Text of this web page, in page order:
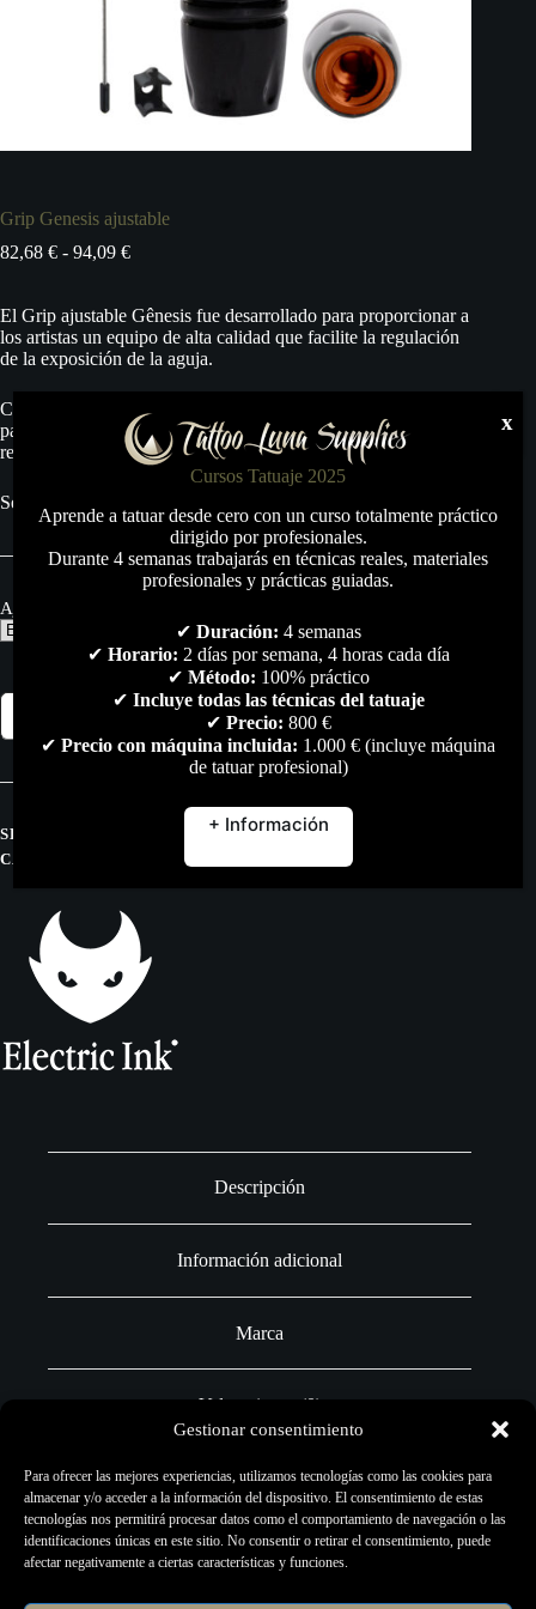
Gestionar consentimiento
Para ofrecer las mejores experiencias, utilizamos tecnologías como las cookies para
almacenar y/o acceder a la información del dispositivo. El consentimiento de estas
tecnologías nos permitirá procesar datos como el comportamiento de navegación o las
identificaciones únicas en este sitio. No consentir o retirar el consentimiento, puede
afectar negativamente a ciertas características y funciones.
Grip Genesis ajustable
82,68 € - 94,09 €Rango
desde
82,68 €
hasta
El Grip ajustable Gênesis fue desarrollado para proporcionar a
los artistas un equipo de alta calidad que facilite la regulación
de la exposición de la aguja.
Con el acabado de aluminio anodizado este grip fue diseñado
para el uso en máquinas rotativas, donde cada click del grip
representa un avance de 0,17mm en la exposición de la aguja.
Se puede esterilizar en autoclave.
Ajustable a (mm)
Grip
ajustable
Añadir al carrito
SKU:
CATEGORÍAS:
TODO
Descripción
Información adicional
Marca
Valoraciones (0)
Grip Gênesis de aluminio ajustable para usar con cartuchos
universales en máquinas rotativas.
Tamaño: 26mm, 30mm, 34mm y 38mm.
Cursos Tatuaje 2025
Aprende a tatuar desde cero con un curso totalmente práctico
dirigido por profesionales.
Durante 4 semanas trabajarás en técnicas reales, materiales
profesionales y prácticas guiadas.
✔ Duración: 4 semanas
✔ Horario: 2 días por semana, 4 horas cada día
✔ Método: 100% práctico
✔ Incluye todas las técnicas del tatuaje
✔ Precio: 800 €
✔ Precio con máquina incluida: 1.000 € (incluye máquina
de tatuar profesional)
+ Información
x